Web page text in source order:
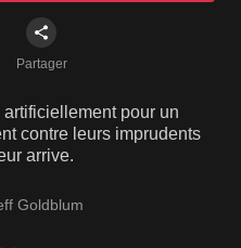
Partager
pour un
contre leurs imprudents
arrive.
Goldblum